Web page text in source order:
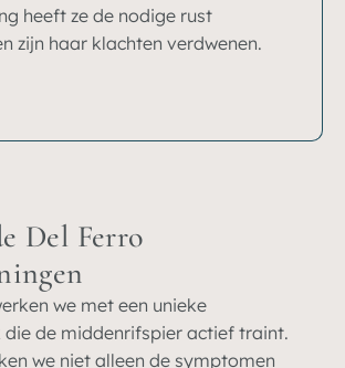
heeft ze de nodige rust
zijn haar klachten verdwenen.
Del Ferro
we met een unieke
die de middenrifspier actief traint.
we niet alleen de symptomen